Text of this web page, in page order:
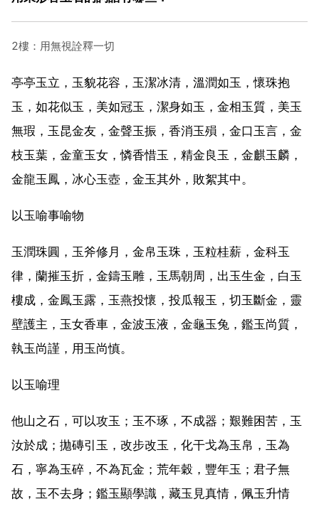
2樓：用無視詮釋一切
亭亭玉立，玉貌花容，玉潔冰清，溫潤如玉，懷珠抱
玉，如花似玉，美如冠玉，潔身如玉，金相玉質，美玉
無瑕，玉昆金友，金聲玉振，香消玉殞，金口玉言，金
枝玉葉，金童玉女，憐香惜玉，精金良玉，金麒玉麟，
金龍玉鳳，冰心玉壺，金玉其外，敗絮其中。
以玉喻事喻物
玉潤珠圓，玉斧修月，金帛玉珠，玉粒桂薪，金科玉
律，蘭摧玉折，金鑄玉雕，玉馬朝周，出玉生金，白玉
樓成，金鳳玉露，玉燕投懷，投瓜報玉，切玉斷金，靈
壁護主，玉女香車，金波玉液，金龜玉兔，鑑玉尚質，
執玉尚謹，用玉尚慎。
以玉喻理
他山之石，可以攻玉；玉不琢，不成器；艱難困苦，玉
汝於成；拋磚引玉，改步改玉，化干戈為玉帛，玉為
石，寧為玉碎，不為瓦金；荒年穀，豐年玉；君子無
故，玉不去身；鑑玉顯學識，藏玉見真情，佩玉升情